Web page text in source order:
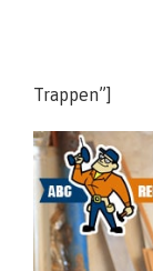
Trappen”]